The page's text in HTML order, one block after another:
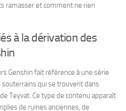
ramasser et comment ne rien
à la dérivation des
Genshin fait référence à une série
souterrains qui se trouvent dans
Teyvat. Ce type de contenu apparaît
de ruines anciennes, de